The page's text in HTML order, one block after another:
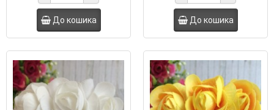
До кошика До кошика